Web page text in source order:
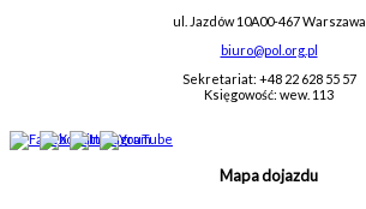
ul. Jazdów 10A00-467 Warszawa
biuro@pol.org.pl
Sekretariat: +48 22 628 55 57
Księgowość: wew. 113
Mapa dojazdu